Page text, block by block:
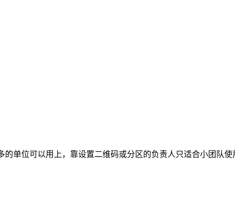
单位可以用上，靠设置二维码或分区的负责人只适合小团队